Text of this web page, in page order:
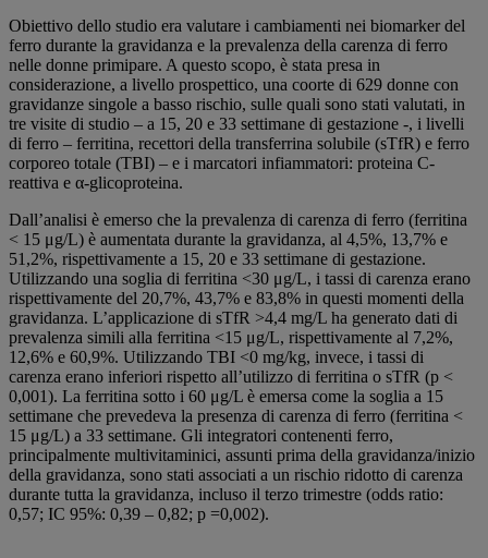
Obiettivo dello studio era valutare i cambiamenti nei biomarker del
ferro durante la gravidanza e la prevalenza della carenza di ferro
nelle donne primipare. A questo scopo, è stata presa in
considerazione, a livello prospettico, una coorte di 629 donne con
gravidanze singole a basso rischio, sulle quali sono stati valutati, in
tre visite di studio – a 15, 20 e 33 settimane di gestazione -, i livelli
di ferro – ferritina, recettori della transferrina solubile (sTfR) e ferro
corporeo totale (TBI) – e i marcatori infiammatori: proteina C-
reattiva e α-glicoproteina.
Dall’analisi è emerso che la prevalenza di carenza di ferro (ferritina
< 15 μg/L) è aumentata durante la gravidanza, al 4,5%, 13,7% e
51,2%, rispettivamente a 15, 20 e 33 settimane di gestazione.
Utilizzando una soglia di ferritina <30 μg/L, i tassi di carenza erano
rispettivamente del 20,7%, 43,7% e 83,8% in questi momenti della
gravidanza. L’applicazione di sTfR >4,4 mg/L ha generato dati di
prevalenza simili alla ferritina <15 μg/L, rispettivamente al 7,2%,
12,6% e 60,9%. Utilizzando TBI <0 mg/kg, invece, i tassi di
carenza erano inferiori rispetto all’utilizzo di ferritina o sTfR (p <
0,001). La ferritina sotto i 60 μg/L è emersa come la soglia a 15
settimane che prevedeva la presenza di carenza di ferro (ferritina <
15 μg/L) a 33 settimane. Gli integratori contenenti ferro,
principalmente multivitaminici, assunti prima della gravidanza/inizio
della gravidanza, sono stati associati a un rischio ridotto di carenza
durante tutta la gravidanza, incluso il terzo trimestre (odds ratio:
0,57; IC 95%: 0,39 – 0,82; p =0,002).